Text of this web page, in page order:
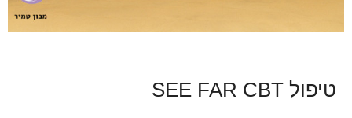
טיפול SEE FAR CBT